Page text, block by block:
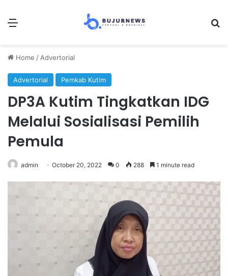
Home / Advertorial
Advertorial Pemkab Kutim
DP3A Kutim Tingkatkan IDG
Melalui Sosialisasi Pemilih
Pemula
admin October 20, 2022 0 288 1 minute read